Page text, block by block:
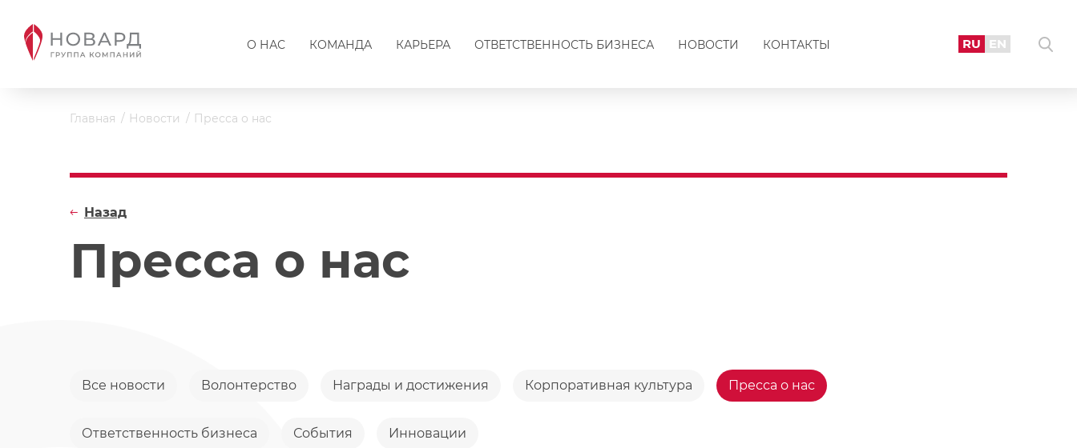
О НАС КОМАНДА КАРЬЕРА ОТВЕТСТВЕННОСТЬ БИЗНЕСА НОВОСТИ КОНТАКТЫ RU EN
Главная Новости Пресса о нас
Пресса о нас
Назад
Все новости Волонтерство Награды и достижения Корпоративная культура Пресса о нас
Ответственность бизнеса События Инновации